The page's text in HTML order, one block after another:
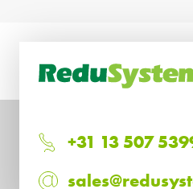
+31 13 507